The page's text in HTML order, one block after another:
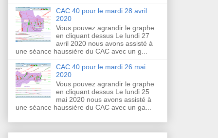
CAC 40 pour le mardi 28 avril
2020
Vous pouvez agrandir le graphe
en cliquant dessus Le lundi 27
avril 2020 nous avons assisté à
une séance haussière du CAC avec un g...
CAC 40 pour le mardi 26 mai
2020
Vous pouvez agrandir le graphe
en cliquant dessus Le lundi 25
mai 2020 nous avons assisté à
une séance haussière du CAC avec un ga...